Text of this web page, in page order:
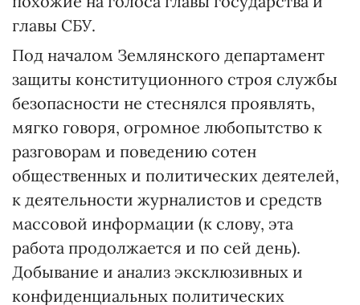
главы СБУ.
Под началом Землянского департамент
защиты конституционного строя службы
безопасности не стеснялся проявлять,
мягко говоря, огромное любопытство к
разговорам и поведению сотен
общественных и политических деятелей,
к деятельности журналистов и средств
массовой информации (к слову, эта
работа продолжается и по сей день).
Добывание и анализ эксклюзивных и
конфиденциальных политических